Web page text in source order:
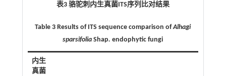
表3 骆驼刺内生真菌ITS序列比对结果
Table 3 Results of ITS sequence comparison ofAlhagi
sparsifolia Shap. endophytic fungi
内生
真菌